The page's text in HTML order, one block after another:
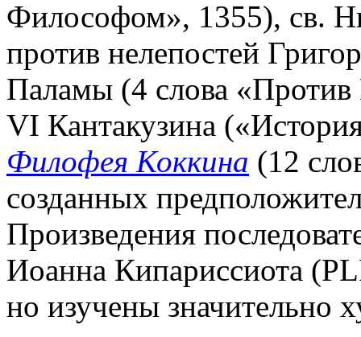
Философом», 1355), св.
против нелепостей
Паламы (4 слова
VI Кантакузина
Филофея Коккина (12
созданных
Произведения
Иоанна Кипариссиота
но изучены значительно